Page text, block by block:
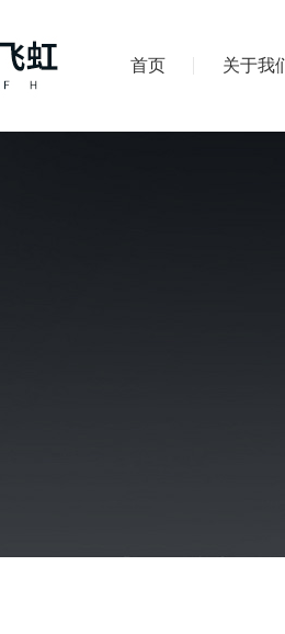
首页 关于我